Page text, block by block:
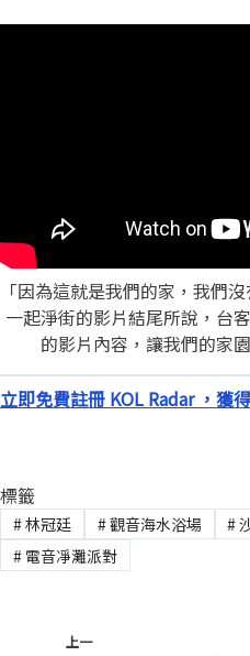
「因為這就是我們的家，我們
一起淨街的影片結尾所說，台
的影片內容，讓我們的家
立即免費註冊 KOL Radar ，獲
標籤
#林冠廷 #觀音海水浴場 #
#電音凈灘派對
上一